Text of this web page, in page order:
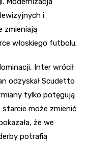
i
zmieniają
włoskiego futbolu.
Inter wrócił
odzyskał Scudetto
tylko potęgują
starcie może zmienić
że we
potrafią